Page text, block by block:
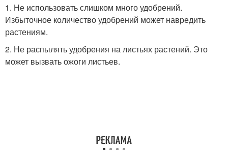
1. Не использовать слишком много удобрений.
Избыточное количество удобрений может навредить
растениям.
2. Не распылять удобрения на листьях растений. Это
может вызвать ожоги листьев.